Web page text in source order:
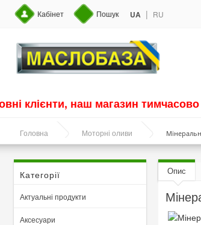
Кабінет Пошук UA | RU
клієнти, наш магазин
Головна Моторні оливи
Категорії
Актуальні продукти
Аксесуари
Опис